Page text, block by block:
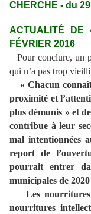
CHERCHE - du
ACTUALITÉ DE
FÉVRIER 2016
Pour conclure, un
qui n’a pas trop
« Chacun
proximité et
plus démunis » et
contribue à leur
mal intentionnées
report de
pourrait entrer
municipales de
Les nourritures
nourritures